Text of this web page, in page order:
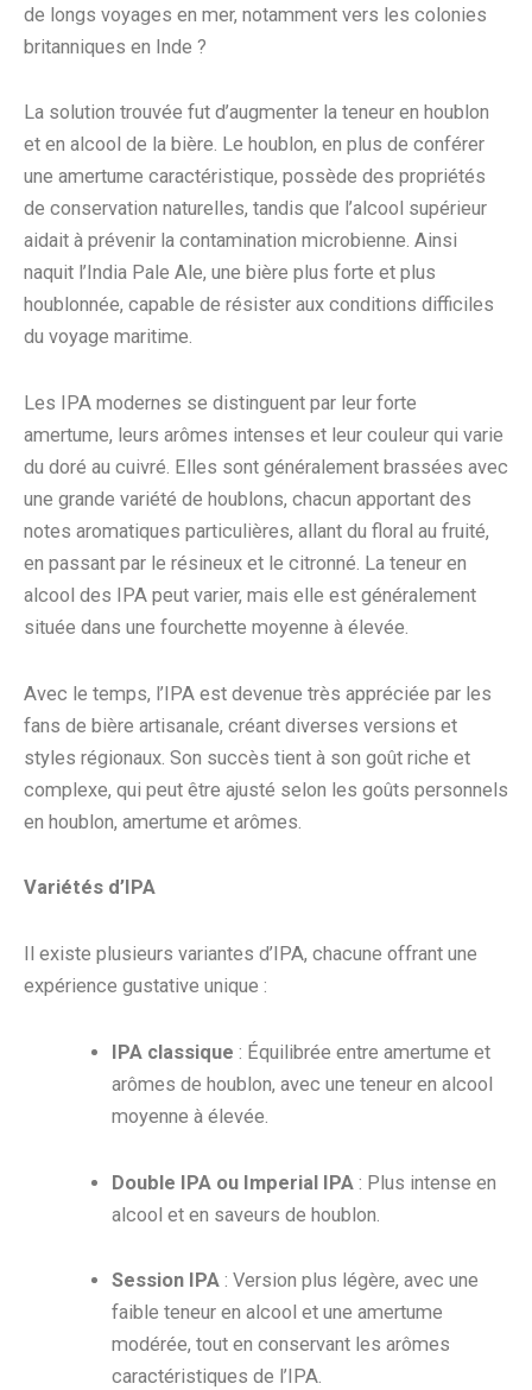
de longs voyages en mer, notamment vers les colonies
britanniques en Inde ?
La solution trouvée fut d’augmenter la teneur en houblon
et en alcool de la bière. Le houblon, en plus de conférer
une amertume caractéristique, possède des propriétés
de conservation naturelles, tandis que l’alcool supérieur
aidait à prévenir la contamination microbienne. Ainsi
naquit l’India Pale Ale, une bière plus forte et plus
houblonnée, capable de résister aux conditions difficiles
du voyage maritime.
Les IPA modernes se distinguent par leur forte
amertume, leurs arômes intenses et leur couleur qui varie
du doré au cuivré. Elles sont généralement brassées avec
une grande variété de houblons, chacun apportant des
notes aromatiques particulières, allant du floral au fruité,
en passant par le résineux et le citronné. La teneur en
alcool des IPA peut varier, mais elle est généralement
située dans une fourchette moyenne à élevée.
Avec le temps, l’IPA est devenue très appréciée par les
fans de bière artisanale, créant diverses versions et
styles régionaux. Son succès tient à son goût riche et
complexe, qui peut être ajusté selon les goûts personnels
en houblon, amertume et arômes.
Variétés d’IPA
Il existe plusieurs variantes d’IPA, chacune offrant une
expérience gustative unique :
IPA classique : Équilibrée entre amertume et
arômes de houblon, avec une teneur en alcool
moyenne à élevée.
Double IPA ou Imperial IPA : Plus intense en
alcool et en saveurs de houblon.
Session IPA: Version plus légère, avec une
faible teneur en alcool et une amertume
modérée, tout en conservant les arômes
caractéristiques de l’IPA.